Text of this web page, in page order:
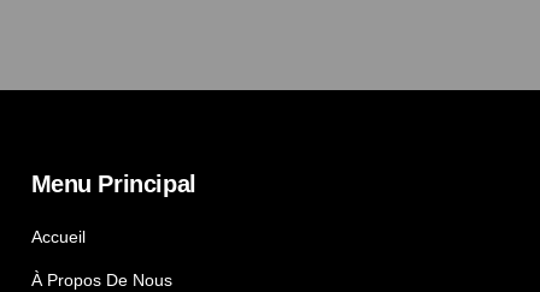
Menu Principal
Accueil
À Propos De Nous